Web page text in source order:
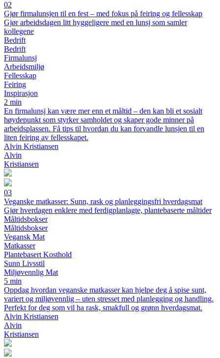
02
Gjør firmalunsjen til en fest – med fokus på feiring og fellesskap
Gjør arbeidsdagen litt hyggeligere med en lunsj som samler
kollegene
Bedrift
Bedrift
Firmalunsj
Arbeidsmiljø
Fellesskap
Feiring
Inspirasjon
2 min
En firmalunsj kan være mer enn et måltid – den kan bli et sosialt
høydepunkt som styrker samholdet og skaper gode minner på
arbeidsplassen. Få tips til hvordan du kan forvandle lunsjen til en
liten feiring av fellesskapet.
Alvin Kristiansen
Alvin
Kristiansen
03
Veganske matkasser: Sunn, rask og planleggingsfri hverdagsmat
Gjør hverdagen enklere med ferdigplanlagte, plantebaserte måltider
Måltidsbokser
Måltidsbokser
Vegansk Mat
Matkasser
Plantebasert Kosthold
Sunn Livsstil
Miljøvennlig Mat
5 min
Oppdag hvordan veganske matkasser kan hjelpe deg å spise sunt,
variert og miljøvennlig – uten stresset med planlegging og handling.
Perfekt for deg som vil ha rask, smakfull og grønn hverdagsmat.
Alvin Kristiansen
Alvin
Kristiansen